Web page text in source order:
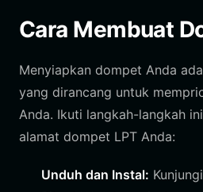
Cara Membuat
Menyiapkan dompet Anda
yang dirancang untuk
Anda. Ikuti langkah-langkah
alamat dompet LPT Anda:
Unduh dan Instal: